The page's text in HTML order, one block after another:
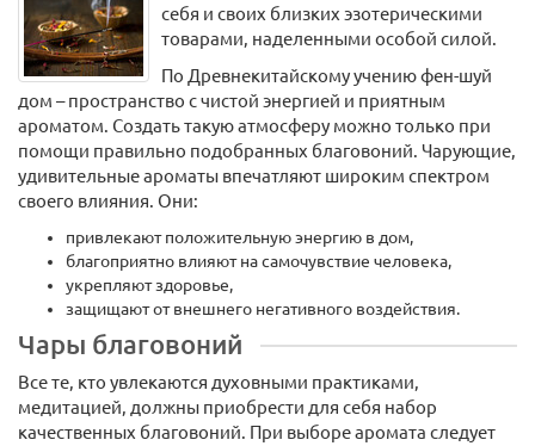
себя и своих близких эзотерическими
товарами, наделенными особой силой.
По Древнекитайскому учению фен-шуй
дом – пространство с чистой энергией и приятным
ароматом. Создать такую атмосферу можно только при
помощи правильно подобранных благовоний. Чарующие,
удивительные ароматы впечатляют широким спектром
своего влияния. Они:
привлекают положительную энергию в дом,
благоприятно влияют на самочувствие человека,
укрепляют здоровье,
защищают от внешнего негативного воздействия.
Чары благовоний
Все те, кто увлекаются духовными практиками,
медитацией, должны приобрести для себя набор
качественных благовоний. При выборе аромата следует